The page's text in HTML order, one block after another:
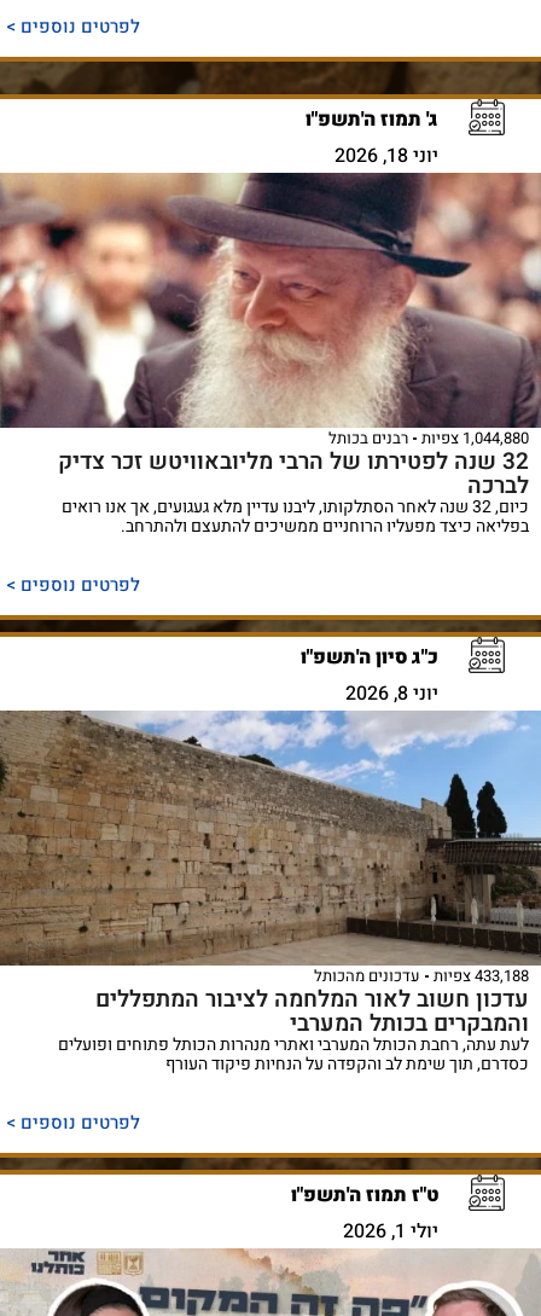
לפרטים נוספים >
ג' תמוז ה'תשפ"ו
יוני 18, 2026
1,044,880 צפיות רבנים בכותל
32 שנה לפטירתו של הרבי מליובאוויטש זכר צדיק
לברכה
כיום, 32 שנה לאחר הסתלקותו, ליבנו עדיין מלא געגועים, אך אנו רואים
בפליאה כיצד מפעליו הרוחניים ממשיכים להתעצם ולהתרחב.
לפרטים נוספים >
כ"ג סיון ה'תשפ"ו
יוני 8, 2026
433,188 צפיות עדכונים מהכותל
עדכון חשוב לאור המלחמה לציבור המתפללים
והמבקרים בכותל המערבי
לעת עתה, רחבת הכותל המערבי ואתרי מנהרות הכותל פתוחים ופועלים
כסדרם, תוך שימת לב והקפדה על הנחיות פיקוד העורף
לפרטים נוספים >
ט"ז תמוז ה'תשפ"ו
יולי 1, 2026